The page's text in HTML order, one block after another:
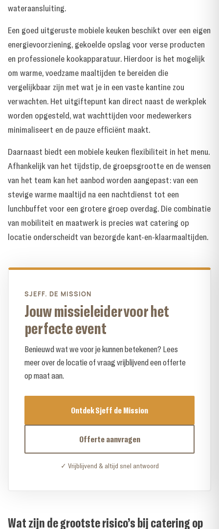
wateraansluiting.
Een goed uitgeruste mobiele keuken beschikt over een eigen
energievoorziening, gekoelde opslag voor verse producten
en professionele kookapparatuur. Hierdoor is het mogelijk
om warme, voedzame maaltijden te bereiden die
vergelijkbaar zijn met wat je in een vaste kantine zou
verwachten. Het uitgiftepunt kan direct naast de werkplek
worden opgesteld, wat wachttijden voor medewerkers
minimaliseert en de pauze efficiënt maakt.
Daarnaast biedt een mobiele keuken flexibiliteit in het menu.
Afhankelijk van het tijdstip, de groepsgrootte en de wensen
van het team kan het aanbod worden aangepast: van een
stevige warme maaltijd na een nachtdienst tot een
lunchbuffet voor een grotere groep overdag. Die combinatie
van mobiliteit en maatwerk is precies wat catering op
locatie onderscheidt van bezorgde kant-en-klaarmaaltijden.
SJEFF. DE MISSION
Jouw missieleider voor het
perfecte event
Benieuwd wat we voor je kunnen betekenen? Lees
meer over de locatie of vraag vrijblijvend een offerte
op maat aan.
Ontdek Sjeff de Mission
Offerte aanvragen
✓ Vrijblijvend & altijd snel antwoord
Wat zijn de grootste risico’s bij catering op